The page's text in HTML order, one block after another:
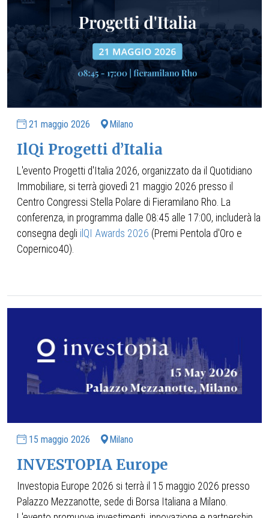
21 maggio 2026 Milano
IlQi Progetti d’Italia
L'evento Progetti d'Italia 2026, organizzato da il Quotidiano
Immobiliare, si terrà giovedì 21 maggio 2026 presso il
Centro Congressi Stella Polare di Fieramilano Rho. La
conferenza, in programma dalle 08:45 alle 17:00, includerà la
consegna degli ilQI Awards 2026 (Premi Pentola d'Oro e
Copernico40).
15 maggio 2026 Milano
INVESTOPIA Europe
Investopia Europe 2026 si terrà il 15 maggio 2026 presso
Palazzo Mezzanotte, sede di Borsa Italiana a Milano.